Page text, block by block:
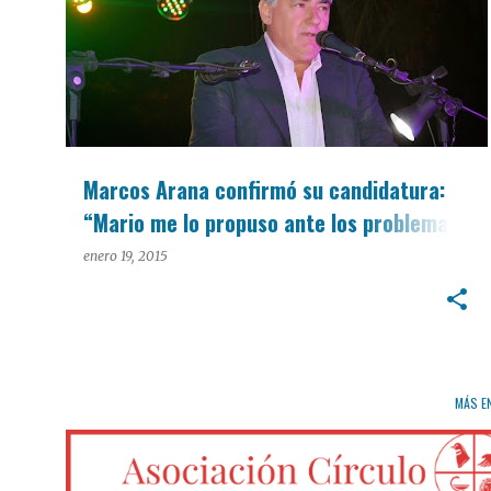
Marcos Arana confirmó su candidatura:
“Mario me lo propuso ante los problemas
que tiene San Pedro”
enero 19, 2015
MÁS